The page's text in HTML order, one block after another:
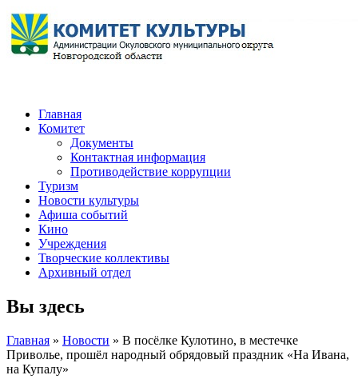
Главная
Комитет
Документы
Контактная информация
Противодействие коррупции
Туризм
Новости культуры
Афиша событий
Кино
Учреждения
Творческие коллективы
Архивный отдел
Вы здесь
Главная » Новости » В посёлке Кулотино, в местечке
Приволье, прошёл народный обрядовый праздник «На Ивана,
на Купалу»